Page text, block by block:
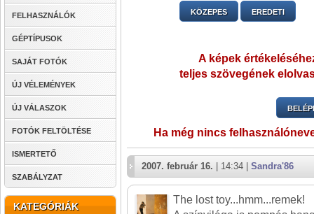
FELHASZNÁLÓK
GÉPTÍPUSOK
SAJÁT FOTÓK
ÚJ VÉLEMÉNYEK
ÚJ VÁLASZOK
FOTÓK FELTÖLTÉSE
ISMERTETŐ
SZABÁLYZAT
KATEGÓRIÁK
KÖZEPES EREDETI
A képek
teljes szövegének
Ha még nincs
2007. február 16. | 14:34 | Sandra'86
The lost toy...hmm...remek!